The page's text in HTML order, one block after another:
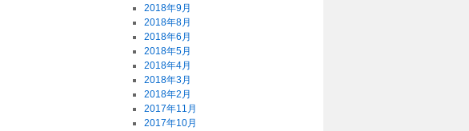
2018年9月
2018年8月
2018年6月
2018年5月
2018年4月
2018年3月
2018年2月
2017年11月
2017年10月